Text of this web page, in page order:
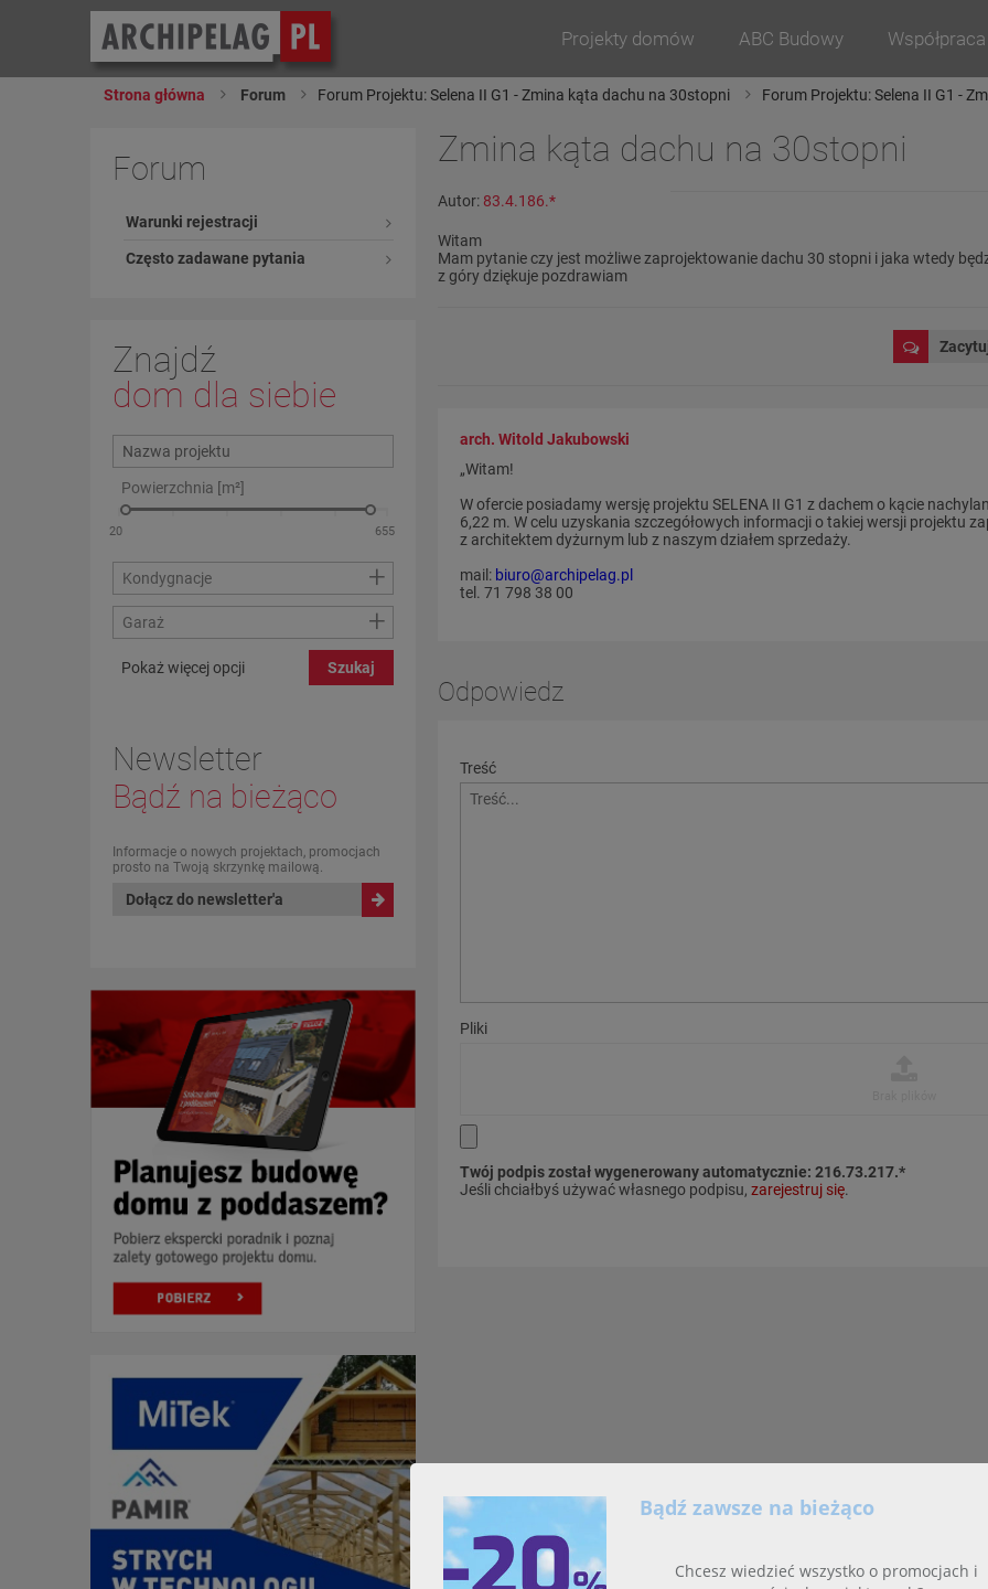
Projekty domów ABC Budowy Współpraca
Strona główna Forum Forum Projektu: Selena II G1 - Zmina kąta dachu na 30stopni Forum Projektu: Selena II G1 -
Forum
Warunki rejestracji
Często zadawane pytania
Znajdź
dom dla siebie
Powierzchnia [m²]
Kondygnacje +
Garaż +
Szukaj
Pokaż więcej opcji
Newsletter
Bądź na bieżąco
Informacje o nowych projektach, promocjach
prosto na Twoją skrzynkę mailową.
Dołącz do newsletter'a
Zmina kąta dachu na 30stopni
Autor: 83.4.186.*
Witam
Mam pytanie czy jest możliwe zaprojektowanie dachu 30 stopni i jaka wtedy
z góry dziękuje pozdrawiam
arch. Witold Jakubowski
„Witam!
W ofercie posiadamy wersję projektu SELENA II G1 z dachem o kącie
6,22 m. W celu uzyskania szczegółowych informacji o takiej wersji projektu
z architektem dyżurnym lub z naszym działem sprzedaży.
mail: biuro@archipelag.pl
tel. 71 798 38 00
Odpowiedz
Treść
Pliki
Twój podpis został wygenerowany automatycznie: 216.73.217.*
Jeśli chciałbyś używać własnego podpisu, zarejestruj się.